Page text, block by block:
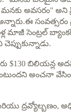
మనకు అవసరం" అని
మాజీ సెంట్రల్
బిలియన్ల
అంచనా
ద్రవ్యోల్బణం,